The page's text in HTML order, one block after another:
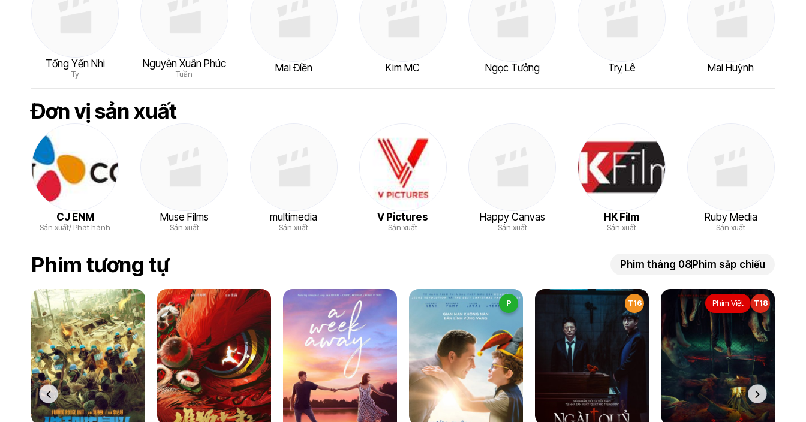
Tống Yến Nhi
Ty
Nguyễn Xuân Phúc
Tuần Mai Điền Kim MC Ngọc Tưởng Trỵ Lê Mai Huỳnh
Đơn vị sản xuất
CJ ENM
Sản xuất/ Phát hành
Muse Films
Sản xuất
multimedia
Sản xuất
V Pictures
Sản xuất
Happy Canvas
Sản xuất
HK Film
Sản xuất
Ruby Media
Sản xuất
Phim tương tự Phim tháng 08Phim sắp chiếu
P T16 Phim Việt T18